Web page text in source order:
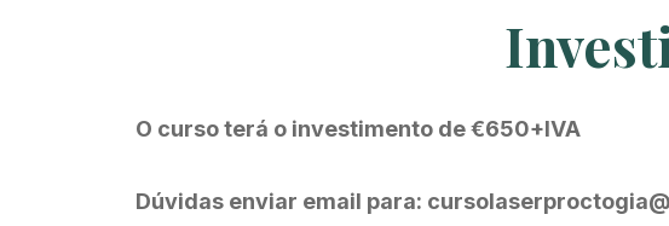
O curso terá o investimento de€650+IVA
Dúvidas enviar email para: